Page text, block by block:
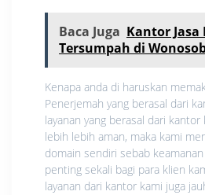
Baca Juga Kantor Jasa
Tersumpah di
Kenapa anda di haruskan
Penerjemah yang berasal dari
layanan yang berasal dari kantor
lebih lebih aman, maka kami
domain sendiri sebab
penting sekali bagi para klien
layanan dari kantor kami juga